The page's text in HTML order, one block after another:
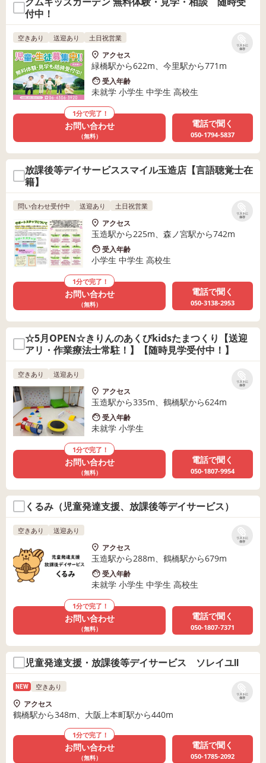
付中！
リストに
保存
空きあり 送迎あり 土日祝営業
アクセス
緑橋駅から622m、今里駅から771m
受入年齢
未就学 小学生 中学生 高校生
1分で完了！
お問い合わせ
（無料）
電話で聞く
050-1794-5837
放課後等デイサービススマイル玉造店【言語聴覚士在
籍】
リストに
保存
問い合わせ受付中 送迎あり 土日祝営業
アクセス
玉造駅から225m、森ノ宮駅から742m
受入年齢
小学生 中学生 高校生
1分で完了！
お問い合わせ
（無料）
電話で聞く
050-3138-2953
☆5月OPEN☆きりんのあくびkidsたまつくり【送迎
アリ・作業療法士常駐！】【随時見学受付中！】
リストに
保存
空きあり 送迎あり
アクセス
玉造駅から335m、鶴橋駅から624m
受入年齢
未就学 小学生
1分で完了！
お問い合わせ
（無料）
電話で聞く
050-1807-9954
くるみ（児童発達支援、放課後等デイサービス）
リストに
保存
空きあり 送迎あり
アクセス
玉造駅から288m、鶴橋駅から679m
受入年齢
未就学 小学生 中学生 高校生
1分で完了！
お問い合わせ
（無料）
電話で聞く
050-1807-7371
児童発達支援・放課後等デイサービス ソレイユⅡ
リストに
保存
NEW 空きあり
アクセス
鶴橋駅から348m、大阪上本町駅から440m
1分で完了！
お問い合わせ
（無料）
電話で聞く
050-1785-2092